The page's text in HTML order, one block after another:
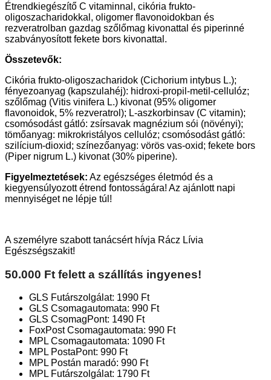
Étrendkiegészítő C vitaminnal, cikória frukto-
oligoszacharidokkal, oligomer flavonoidokban és
rezveratrolban gazdag szőlőmag kivonattal és piperinné
szabványosított fekete bors kivonattal.
Összetevők:
Cikória frukto-oligoszacharidok (Cichorium intybus L.);
fényezoanyag (kapszulahéj): hidroxi-propil-metil-cellulóz;
szőlőmag (Vitis vinifera L.) kivonat (95% oligomer
flavonoidok, 5% rezveratrol); L-aszkorbinsav (C vitamin);
csomósodást gátló: zsírsavak magnézium sói (növényi);
tömőanyag: mikrokristályos cellulóz; csomósodást gátló:
szilícium-dioxid; színezőanyag: vörös vas-oxid; fekete bors
(Piper nigrum L.) kivonat (30% piperine).
Figyelmeztetések: Az egészséges életmód és a
kiegyensúlyozott étrend fontosságára! Az ajánlott napi
mennyiséget ne lépje túl!
A személyre szabott tanácsért hívja Rácz Lívia
Egészségszakit!
50.000 Ft felett a szállítás ingyenes!
GLS Futárszolgálat: 1990 Ft
GLS Csomagautomata: 990 Ft
GLS CsomagPont: 1490 Ft
FoxPost Csomagautomata: 990 Ft
MPL Csomagautomata: 1090 Ft
MPL PostaPont: 990 Ft
MPL Postán maradó: 990 Ft
MPL Futárszolgálat: 1790 Ft